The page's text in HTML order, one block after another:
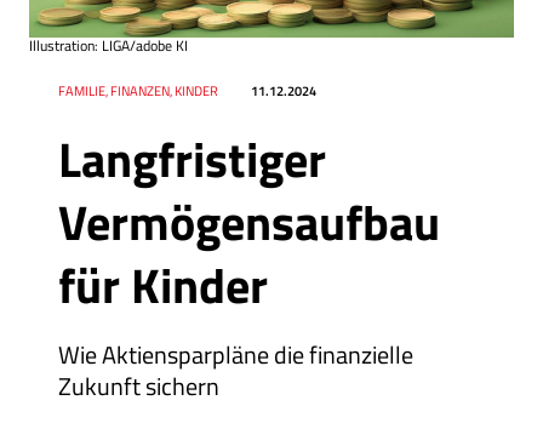
Langfristiger
Vermögensaufbau
für Kinder
Wie Aktiensparpläne die finanzielle
Zukunft sichern
Datum 11.12.2024
RessortFAMILIE, FINANZEN, KINDER
Illustration: LIGA/adobe KI